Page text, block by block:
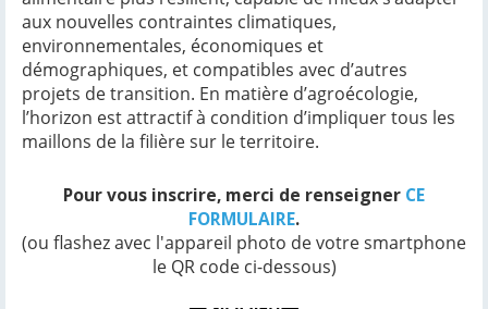
aux nouvelles contraintes climatiques,
environnementales, économiques et
démographiques, et compatibles avec d’autres
projets de transition. En matière d’agroécologie,
l’horizon est attractif à condition d’impliquer tous les
maillons de la filière sur le territoire.
Pour vous inscrire, merci de renseigner CE
FORMULAIRE.
(ou flashez avec l'appareil photo de votre smartphone
le QR code ci-dessous)